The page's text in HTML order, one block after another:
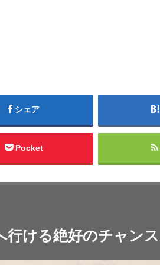
シェア
Pocket
行ける絶好のチャンス